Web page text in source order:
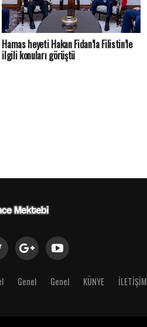
Hamas heyeti Hakan Fidan’la Filistin’le
ilgili konuları görüştü
Genel Genel KÜNYE İLETİŞİM